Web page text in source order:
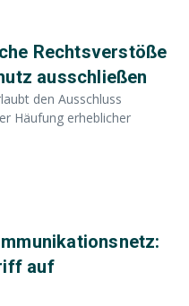
Rechtsverstöße
ausschließen
den Ausschluss
Häufung erheblicher
auf